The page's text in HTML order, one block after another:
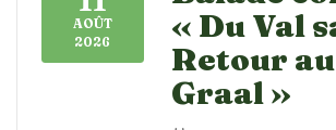
AOÛT
2026
« Du Val
Retour au
Graal »